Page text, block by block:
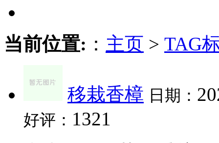
当前位置: ： 主页 > TAG
移栽香樟 日期：
好评： 1321